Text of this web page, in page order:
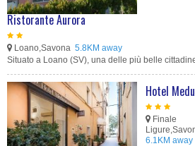
Ristorante Aurora
Loano,Savona 5.8KM away
Situato a Loano (SV), una delle più belle
Hotel
Finale
6.1KM away